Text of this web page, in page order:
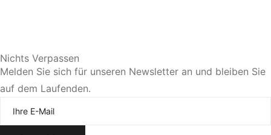
Sie bevorzugen eine persönliche Beratung?
Jetzt Termin vereinbaren
Nichts Verpassen
Melden Sie sich für unseren Newsletter an und bleiben Sie
auf dem Laufenden.